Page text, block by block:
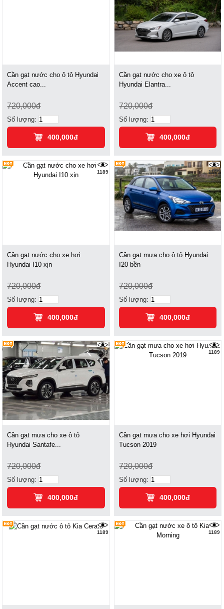
Cần gạt nước cho ô tô Hyundai
Accent cao...
720,000đ
Số lượng:
400,000đ
Cần gạt nước cho xe ô tô
Hyundai Elantra...
720,000đ
Số lượng:
400,000đ
1189
Cần gạt nước cho xe hơi
Hyundai I10 xịn
720,000đ
Số lượng:
400,000đ
1189
Cần gạt mưa cho ô tô Hyundai
I20 bền
720,000đ
Số lượng:
400,000đ
1189
Cần gạt mưa cho xe ô tô
Hyundai Santafe...
720,000đ
Số lượng:
400,000đ
1189
Cần gạt mưa cho xe hơi Hyundai
Tucson 2019
720,000đ
Số lượng:
400,000đ
1189 1189